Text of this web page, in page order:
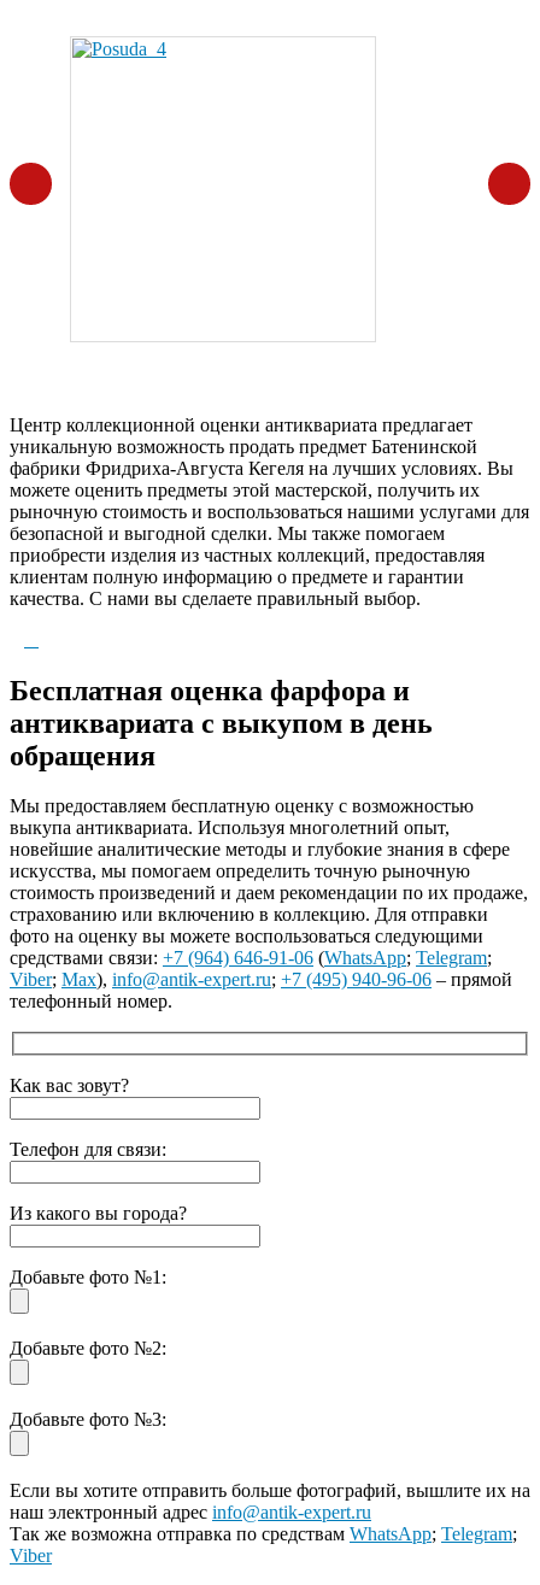
Центр коллекционной оценки антиквариата предлагает
уникальную возможность продать предмет Батенинской
фабрики Фридриха-Августа Кегеля на лучших условиях. Вы
можете оценить предметы этой мастерской, получить их
рыночную стоимость и воспользоваться нашими услугами для
безопасной и выгодной сделки. Мы также помогаем
приобрести изделия из частных коллекций, предоставляя
клиентам полную информацию о предмете и гарантии
качества. С нами вы сделаете правильный выбор.
Бесплатная оценка фарфора и
антиквариата с выкупом в день
обращения
Мы предоставляем бесплатную оценку с возможностью
выкупа антиквариата. Используя многолетний опыт,
новейшие аналитические методы и глубокие знания в сфере
искусства, мы помогаем определить точную рыночную
стоимость произведений и даем рекомендации по их продаже,
страхованию или включению в коллекцию. Для отправки
фото на оценку вы можете воспользоваться следующими
средствами связи: +7 (964) 646-91-06 (WhatsApp; Telegram;
Viber; Max), info@antik-expert.ru; +7 (495) 940-96-06 – прямой
телефонный номер.
Как вас зовут?
Телефон для связи:
Из какого вы города?
Добавьте фото №1:
Добавьте фото №2:
Добавьте фото №3:
Если вы хотите отправить больше фотографий, вышлите их на
наш электронный адрес info@antik-expert.ru
Так же возможна отправка по средствам WhatsApp; Telegram;
Viber